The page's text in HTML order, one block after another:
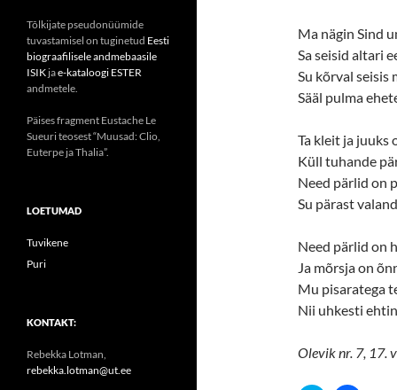
Ma nägin Sind
Sa seisid altari
Su kõrval seisis
Sääl pulma
Ta kleit ja juuks
Küll tuhande
Need pärlid on
Su pärast
Need pärlid on
Ja mõrsja on
Mu pisaratega
Nii uhkesti
Olevik nr. 7, 17.
Tõlkijate pseudonüümide
tuvastamisel on tuginetud Eesti
biograafilisele andmebaasile
ISIK jae-kataloogi ESTER
andmetele.
Päises fragment Eustache Le
Sueuri teosest “Muusad: Clio,
Euterpe ja Thalia”.
LOETUMAD
Tuvikene
Puri
KONTAKT:
Rebekka Lotman,
rebekka.lotman@ut.ee